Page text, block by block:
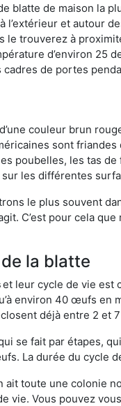
blatte de maison la
et autour
le trouverez à
d’environ 25
de portes
couleur brun
sont
poubelles, les tas
les différentes
le plus souvent
C’est pour cela
la blatte
et leur cycle de vie est
environ 40 œufs
déjà entre 2 et
se fait par étapes,
La durée du cycle
ait toute une colonie
Vous pouvez